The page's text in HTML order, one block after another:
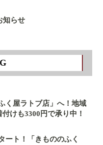
知らせ
く屋ラトブ店」へ！地域
けも3300円で承り中！
ート！「きもののふく